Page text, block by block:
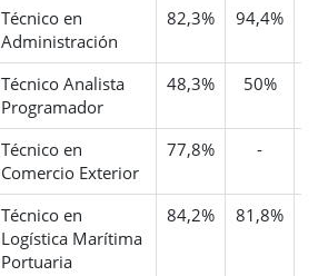
Técnico en
Administración
82,3% 94,4%
Técnico Analista
Programador
48,3% 50%
Técnico en
Comercio Exterior
77,8% -
Técnico en
Logística Marítima
Portuaria
84,2% 81,8%